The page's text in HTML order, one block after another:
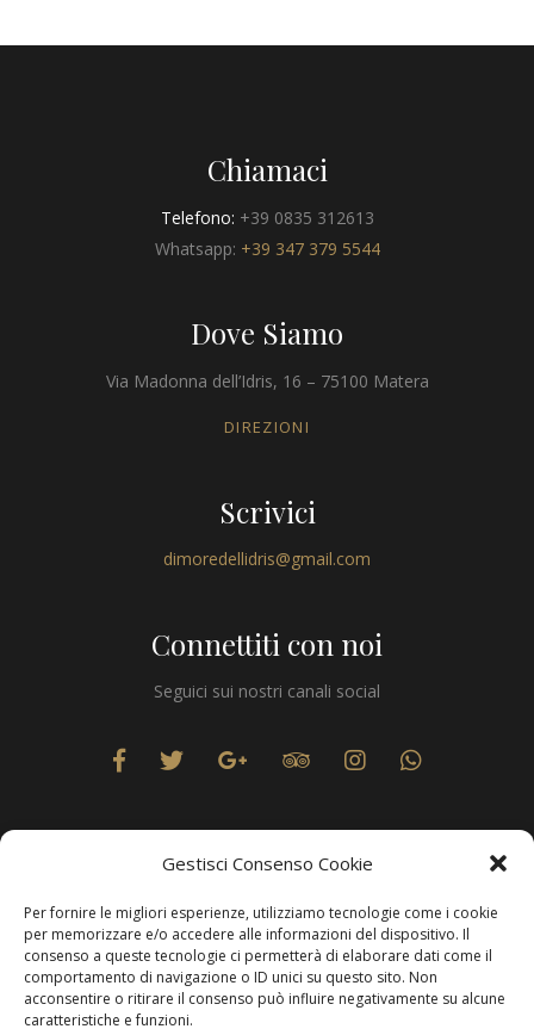
Gestisci Consenso Cookie
Per fornire le migliori esperienze, utilizziamo tecnologie come i cookie
per memorizzare e/o accedere alle informazioni del dispositivo. Il
consenso a queste tecnologie ci permetterà di elaborare dati come il
comportamento di navigazione o ID unici su questo sito. Non
acconsentire o ritirare il consenso può influire negativamente su alcune
caratteristiche e funzioni.
Chiamaci
Telefono: +39 0835 312613
Whatsapp: +39 347 379 5544
Dove Siamo
Via Madonna dell’Idris, 16 – 75100 Matera
DIREZIONI
Scrivici
dimoredellidris@gmail.com
Connettiti con noi
Seguici sui nostri canali social
Privacy
Produzione WebResolvis Marketing & Comunicazione